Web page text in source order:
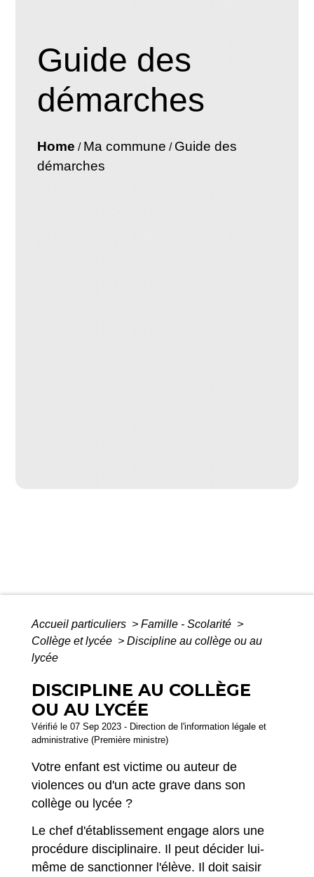
Guide des
démarches
Home / Ma commune / Guide des
démarches
Accueil particuliers > Famille - Scolarité >
Collège et lycée > Discipline au collège ou au
lycée
DISCIPLINE AU COLLÈGE
OU AU LYCÉE
Vérifié le 07 Sep 2023 - Direction de l'information légale et
administrative (Première ministre)
Votre enfant est victime ou auteur de
violences ou d'un acte grave dans son
collège ou lycée ?
Le chef d'établissement engage alors une
procédure disciplinaire. Il peut décider lui-
même de sanctionner l'élève. Il doit saisir